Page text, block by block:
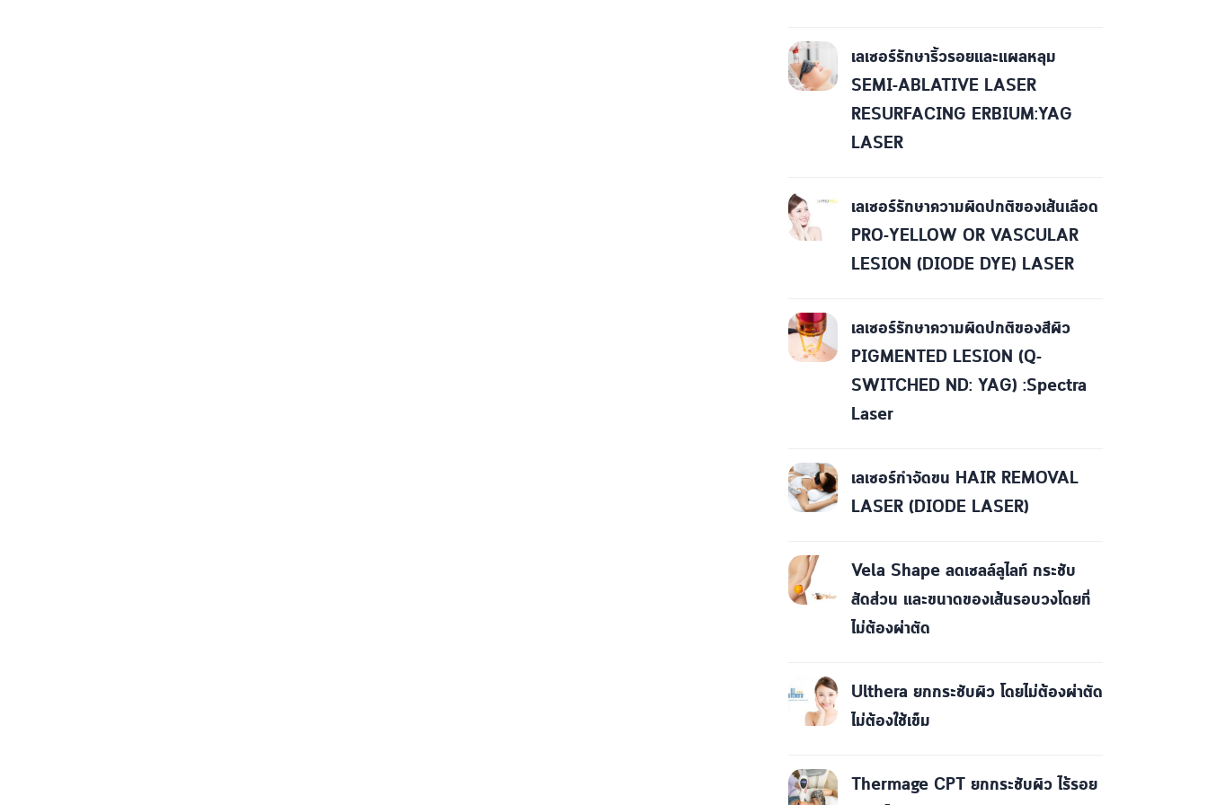
เลเซอร์รักษาริ้วรอยและแผลหลุม
SEMI-ABLATIVE LASER
RESURFACING ERBIUM:YAG
LASER
เลเซอร์รักษาความผิดปกติของเส้นเลือด
PRO-YELLOW OR VASCULAR
LESION (DIODE DYE) LASER
เลเซอร์รักษาความผิดปกติของสีผิว
PIGMENTED LESION (Q-
SWITCHED ND: YAG) :Spectra
Laser
เลเซอร์กำจัดขน HAIR REMOVAL
LASER (DIODE LASER)
Vela Shape ลดเซลล์ลูไลท์ กระชับ
สัดส่วน และขนาดของเส้นรอบวงโดยที่
ไม่ต้องผ่าตัด
Ulthera ยกกระชับผิว โดยไม่ต้องผ่าตัด
ไม่ต้องใช้เข็ม
Thermage CPT ยกกระชับผิว ไร้รอย